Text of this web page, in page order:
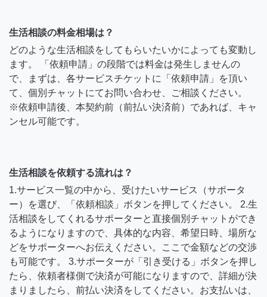
生活相談の料金相場は？
どのような生活相談をしてもらいたいかによっても変動し
ます。 「依頼申請」の段階では料金は発生しませんの
で、まずは、各サービスチケットに「依頼申請」を頂い
て、個別チャットにてお問い合わせ、ご相談ください。
※依頼申請後、本契約前（前払い決済前）であれば、キャ
ンセル可能です。
生活相談を依頼する流れは？
1.サービス一覧の中から、受けたいサービス（サポータ
ー）を選び、「依頼相談」ボタンを押してください。 2.生
活相談をしてくれるサポーターと直接個別チャットができ
るようになりますので、具体的な内容、希望日時、場所な
どをサポーターへお伝えください。ここで金額などの交渉
も可能です。 3.サポーターが「引き受ける」ボタンを押し
たら、依頼者様側で決済が可能になりますので、詳細が決
まりましたら、前払い決済をしてください。お支払いは、